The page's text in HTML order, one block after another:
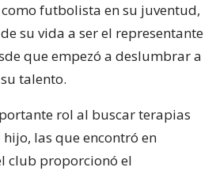
futbolista en su juventud,
su vida a ser el representante
que empezó a deslumbrar a
talento.
rol al buscar terapias
las que encontró en
club proporcionó el